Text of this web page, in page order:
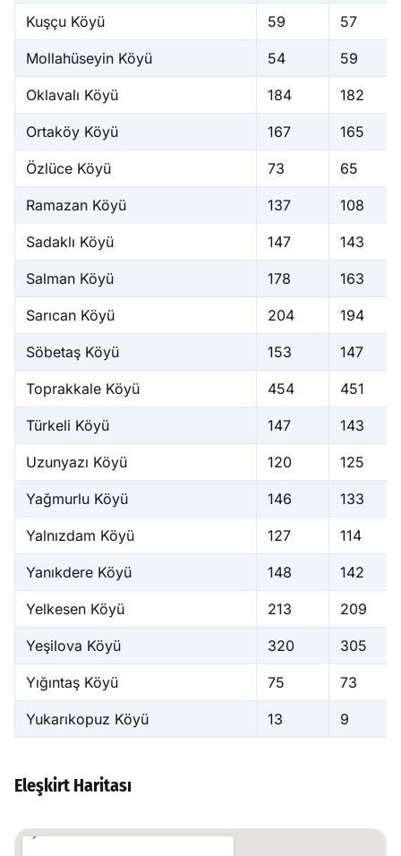
Kuşçu Köyü 59 57
Mollahüseyin Köyü 54 59
Oklavalı Köyü 184 182
Ortaköy Köyü 167 165
Özlüce Köyü 73 65
Ramazan Köyü 137 108
Sadaklı Köyü 147 143
Salman Köyü 178 163
Sarıcan Köyü 204 194
Söbetaş Köyü 153 147
Toprakkale Köyü 454 451
Türkeli Köyü 147 143
Uzunyazı Köyü 120 125
Yağmurlu Köyü 146 133
Yalnızdam Köyü 127 114
Yanıkdere Köyü 148 142
Yelkesen Köyü 213 209
Yeşilova Köyü 320 305
Yığıntaş Köyü 75 73
Yukarıkopuz Köyü 13 9
Eleşkirt Haritası